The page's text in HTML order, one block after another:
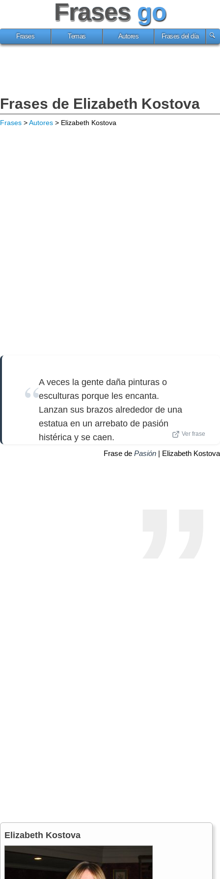
Frases go
Frases Temas Autores Frases del día
Frases de Elizabeth Kostova
Frases >Autores > Elizabeth Kostova
A veces la gente daña pinturas o
esculturas porque les encanta.
Lanzan sus brazos alrededor de una
estatua en un arrebato de pasión
histérica y se caen.
Ver frase
Frase de Pasión | Elizabeth Kostova
Elizabeth Kostova